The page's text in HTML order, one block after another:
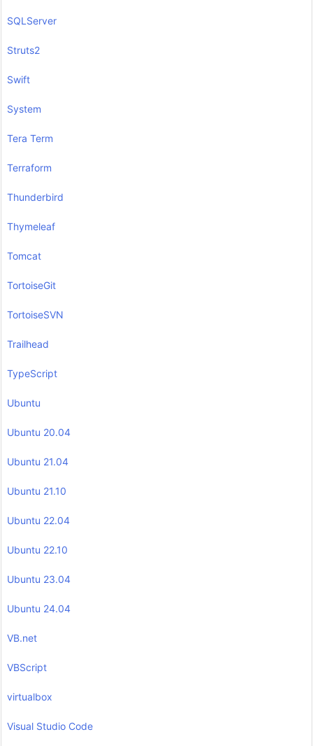
SQLServer
Struts2
Swift
System
Tera Term
Terraform
Thunderbird
Thymeleaf
Tomcat
TortoiseGit
TortoiseSVN
Trailhead
TypeScript
Ubuntu
Ubuntu 20.04
Ubuntu 21.04
Ubuntu 21.10
Ubuntu 22.04
Ubuntu 22.10
Ubuntu 23.04
Ubuntu 24.04
VB.net
VBScript
virtualbox
Visual Studio Code